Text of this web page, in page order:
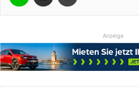
Anzeige